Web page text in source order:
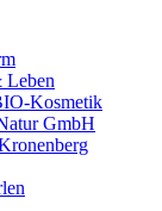
Leben
Kosmetik
GmbH